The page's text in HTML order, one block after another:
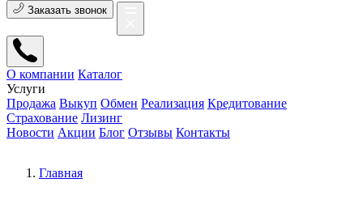
Заказать звонок
О компании Каталог
Услуги
Продажа Выкуп Обмен Реализация Кредитование
Страхование Лизинг
Новости Акции Блог Отзывы Контакты
Главная